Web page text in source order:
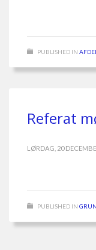
PUBLISHED IN
Referat
LØRDAG, 20
PUBLISHED IN